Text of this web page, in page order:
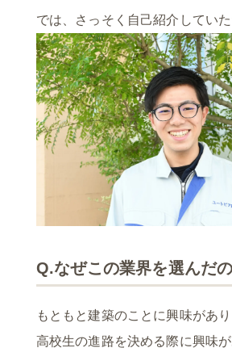
では、さっそく自己紹介してい
Q.なぜこの業界を選んだ
もともと建築のことに興味があり
高校生の進路を決める際に興味